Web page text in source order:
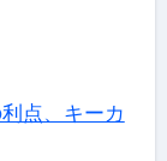
点、キーカ